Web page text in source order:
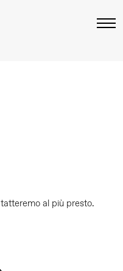
al più presto.